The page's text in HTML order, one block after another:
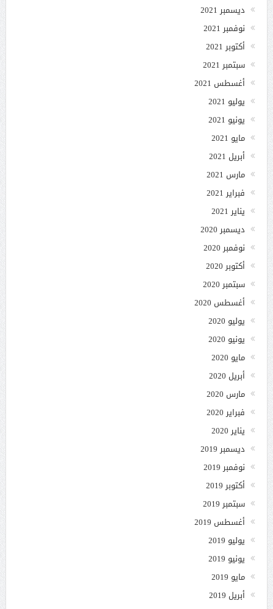
ديسمبر 2021
نوفمبر 2021
أكتوبر 2021
سبتمبر 2021
أغسطس 2021
يوليو 2021
يونيو 2021
مايو 2021
أبريل 2021
مارس 2021
فبراير 2021
يناير 2021
ديسمبر 2020
نوفمبر 2020
أكتوبر 2020
سبتمبر 2020
أغسطس 2020
يوليو 2020
يونيو 2020
مايو 2020
أبريل 2020
مارس 2020
فبراير 2020
يناير 2020
ديسمبر 2019
نوفمبر 2019
أكتوبر 2019
سبتمبر 2019
أغسطس 2019
يوليو 2019
يونيو 2019
مايو 2019
أبريل 2019